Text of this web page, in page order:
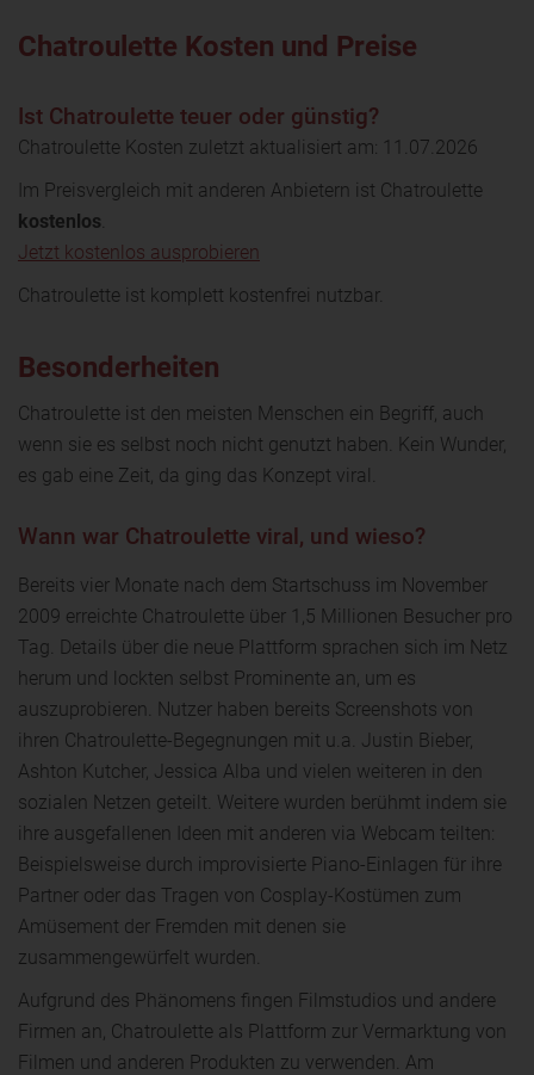
Chatroulette Kosten und Preise
Ist Chatroulette teuer oder günstig?
Chatroulette Kosten zuletzt aktualisiert am: 11.07.2026
Im Preisvergleich mit anderen Anbietern ist Chatroulette
kostenlos
Jetzt kostenlos ausprobieren
Chatroulette ist komplett kostenfrei nutzbar.
Besonderheiten
Chatroulette ist den meisten Menschen ein Begriff, auch
wenn sie es selbst noch nicht genutzt haben. Kein Wunder,
es gab eine Zeit, da ging das Konzept viral.
Wann war Chatroulette viral, und wieso?
Bereits vier Monate nach dem Startschuss im November
2009 erreichte Chatroulette über 1,5 Millionen Besucher pro
Tag. Details über die neue Plattform sprachen sich im Netz
herum und lockten selbst Prominente an, um es
auszuprobieren. Nutzer haben bereits Screenshots von
ihren Chatroulette-Begegnungen mit u.a. Justin Bieber,
Ashton Kutcher, Jessica Alba und vielen weiteren in den
sozialen Netzen geteilt. Weitere wurden berühmt indem sie
ihre ausgefallenen Ideen mit anderen via Webcam teilten:
Beispielsweise durch improvisierte Piano-Einlagen für ihre
Partner oder das Tragen von Cosplay-Kostümen zum
Amüsement der Fremden mit denen sie
zusammengewürfelt wurden.
Aufgrund des Phänomens fingen Filmstudios und andere
Firmen an, Chatroulette als Plattform zur Vermarktung von
Filmen und anderen Produkten zu verwenden. Am